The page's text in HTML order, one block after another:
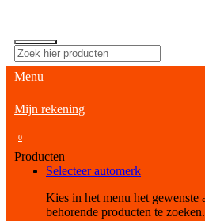
Menu
Mijn rekening
0
Producten
Selecteer automerk
Kies in het menu het gewenste
behorende producten te